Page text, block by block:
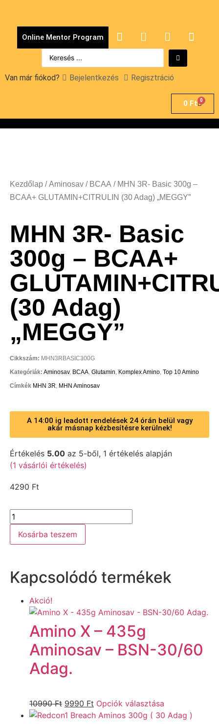
Online Mentor Program
Van már fiókod? Bejelentkezés Regisztráció
0 Ft 0
Kezdőlap /Aminosav / BCAA / MHN 3R- Basic 300g –
BCAA+ GLUTAMIN+CITRULIN (30 Adag) „MEGGY”
MHN 3R- Basic
300g – BCAA+
(30 Adag)
„MEGGY”
Cikkszám: MHN3RBASIC300G
Kategóriák: Aminosav, BCAA, Glutamin, Komplex Amino, Top 10 Amino
Címkék MHN 3R, MHN Aminosav
A 14:00 ig leadott rendelések 24 órán belül vagy
akár másnap kézbesítésre kerülnek!
Értékelés 5.00 az 5-ből, 1 értékelés alapján
(1 vásárlói értékelés)
4290 Ft
Kosárba teszem
Kapcsolódó termékek
Akció!
Amino X – 435g
Aminosav – BSN-30/60
Adag.
10990Ft 9990 Ft Opciók választása